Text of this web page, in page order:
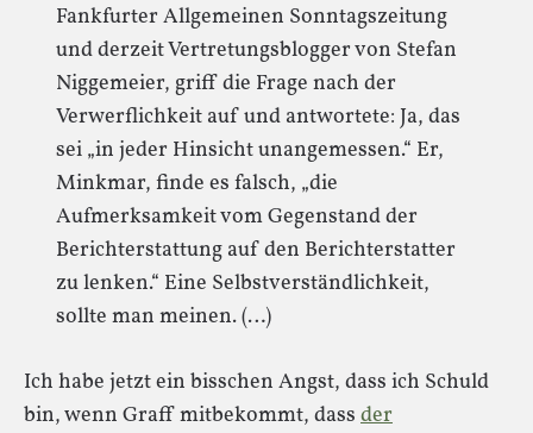
Fankfurter Allgemeinen Sonntagszeitung
und derzeit Vertretungsblogger von Stefan
Niggemeier, griff die Frage nach der
Verwerflichkeit auf und antwortete: Ja, das
sei „in jeder Hinsicht unangemessen.“ Er,
Minkmar, finde es falsch, „die
Aufmerksamkeit vom Gegenstand der
Berichterstattung auf den Berichterstatter
zu lenken.“ Eine Selbstverständlichkeit,
sollte man meinen. (…)
Ich habe jetzt ein bisschen Angst, dass ich Schuld
bin, wenn Graff mitbekommt, dass der